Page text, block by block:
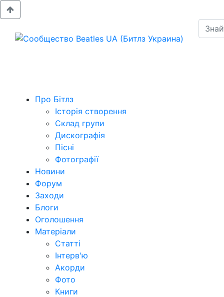
Про Бітлз
Історія створення
Склад групи
Дискографія
Пісні
Фотографії
Новини
Форум
Заходи
Блоги
Оголошення
Матеріали
Статті
Інтерв'ю
Акорди
Фото
Книги